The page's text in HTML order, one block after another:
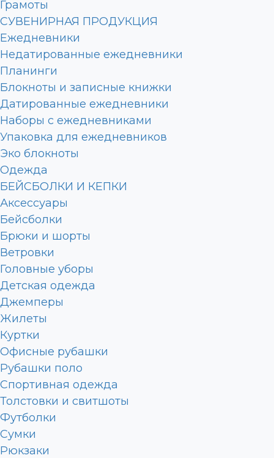
Грамоты
СУВЕНИРНАЯ ПРОДУКЦИЯ
Ежедневники
Недатированные ежедневники
Планинги
Блокноты и записные книжки
Датированные ежедневники
Наборы с ежедневниками
Упаковка для ежедневников
Эко блокноты
Одежда
БЕЙСБОЛКИ И КЕПКИ
Аксессуары
Бейсболки
Брюки и шорты
Ветровки
Головные уборы
Детская одежда
Джемперы
Жилеты
Куртки
Офисные рубашки
Рубашки поло
Спортивная одежда
Толстовки и свитшоты
Футболки
Сумки
Рюкзаки